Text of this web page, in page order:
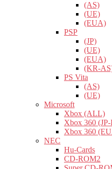
(AS)
(UE)
(EUA)
PSP
(JP)
(UE)
(EUA)
(KR-
PS Vita
(AS)
(UE)
Microsoft
Xbox (ALL)
Xbox 360
Xbox 360
NEC
Hu-Cards
CD-ROM2